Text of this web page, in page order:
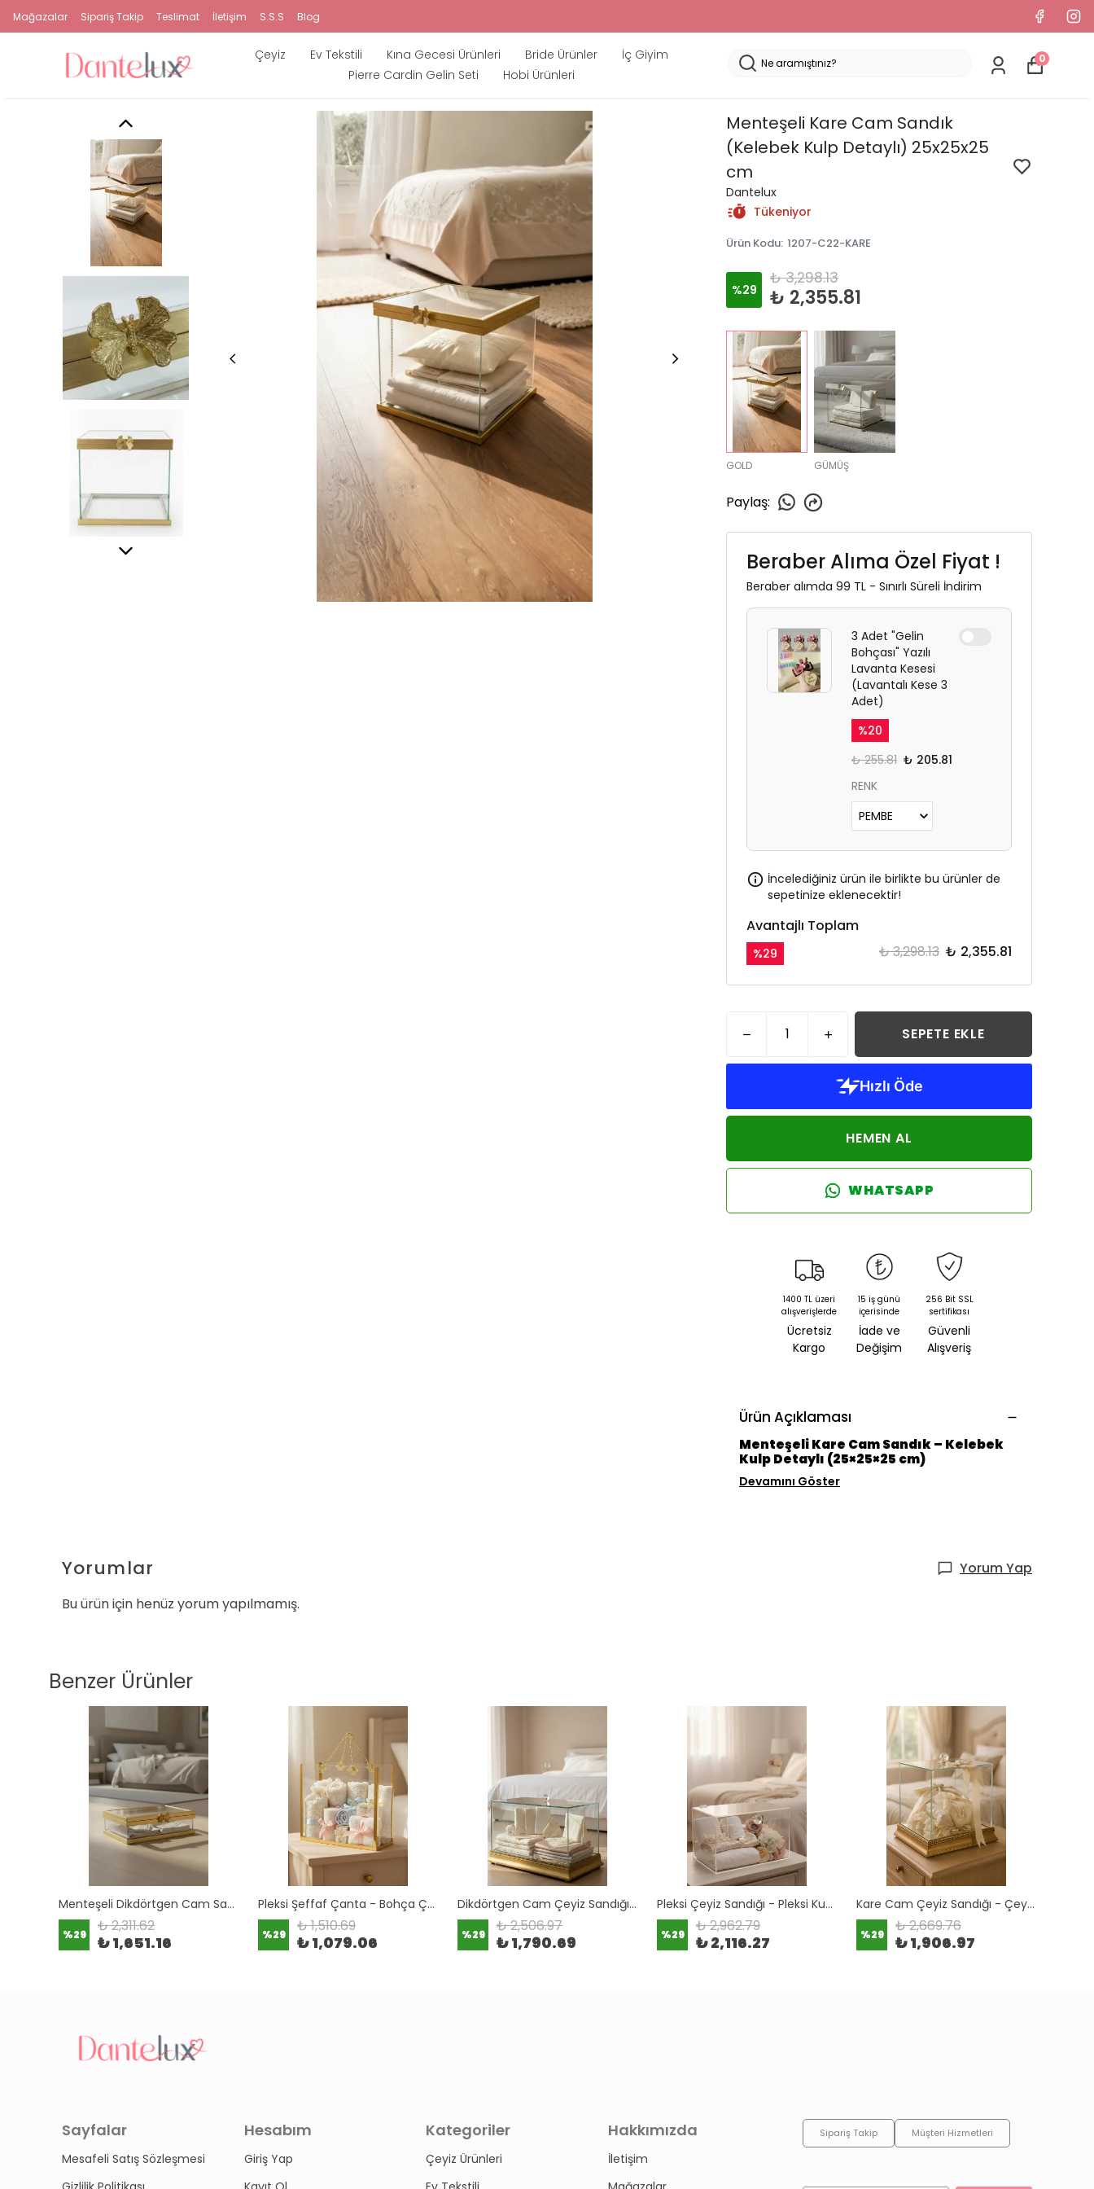
Mağazalar Sipariş Takip Teslimat İletişim S.S.S Blog
Çeyiz Ev Tekstili Kına Gecesi Ürünleri Bride Ürünler
İç Giyim
Pierre Cardin Gelin Seti
Hobi Ürünleri
0
Menteşeli Kare Cam Sandık
(Kelebek Kulp Detaylı) 25x25x25
cm
Dantelux
Tükeniyor
Ürün Kodu: 1207-C22-KARE
%29
₺ 3,298.13
₺ 2,355.81
GOLD GÜMÜŞ
Paylaş:
Beraber Alıma Özel Fiyat !
Beraber alımda 99 TL - Sınırlı Süreli İndirim
3 Adet "Gelin
Bohçası" Yazılı
Lavanta Kesesi
(Lavantalı Kese 3
Adet)
%20
₺ 255.81 ₺ 205.81
RENK
İncelediğiniz ürün ile birlikte bu ürünler de
sepetinize eklenecektir!
Avantajlı Toplam
%29 ₺ 3,298.13 ₺ 2,355.81
SEPETE EKLE
HEMEN AL
WHATSAPP
1400 TL üzeri
alışverişlerde
Ücretsiz
Kargo
15 iş günü
içerisinde
İade ve
Değişim
256 Bit SSL
sertifikası
Güvenli
Alışveriş
Ürün Açıklaması
Menteşeli Kare Cam Sandık – Kelebek
Kulp Detaylı (25×25×25 cm)
Devamını Göster
Yorumlar
Yorum Yap
Bu ürün için henüz yorum yapılmamış.
Benzer Ürünler
Menteşeli Dikdörtgen Cam Sandık (Kelebek Kulp Detaylı)
%29 ₺ 2,311.62
₺ 1,651.16
Pleksi Şeffaf Çanta - Bohça Çantası
%29 ₺ 1,510.69
₺ 1,079.06
Dikdörtgen Cam Çeyiz Sandığı - Çeyizlik Cam Sandık
%29 ₺ 2,506.97
₺ 1,790.69
Pleksi Çeyiz Sandığı - Pleksi Kutu - Menteşeli Pleksi Sandık
%29 ₺ 2,962.79
₺ 2,116.27
Kare Cam Çeyiz Sandığı - Çeyizlik Cam Kutu
%29 ₺ 2,669.76
₺ 1,906.97
Sayfalar
Mesafeli Satış Sözleşmesi
Hesabım
Giriş Yap
Kategoriler
Çeyiz Ürünleri
Hakkımızda
İletişim
Sipariş Takip Müşteri Hizmetleri